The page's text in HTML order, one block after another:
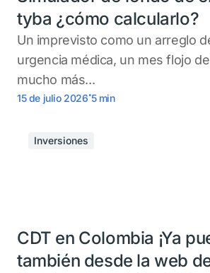
tyba ¿cómo calcularlo?
Un imprevisto como un arreglo
urgencia médica, un mes flojo
mucho más...
15 de julio 2026.5 min
Inversiones
CDT en Colombia ¡Ya
también desde la web